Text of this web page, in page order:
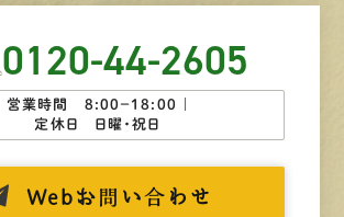
0120-44-2605
営業時間 8:00−18:00 ｜
定休日 日曜・祝日
Web お問い合わせ